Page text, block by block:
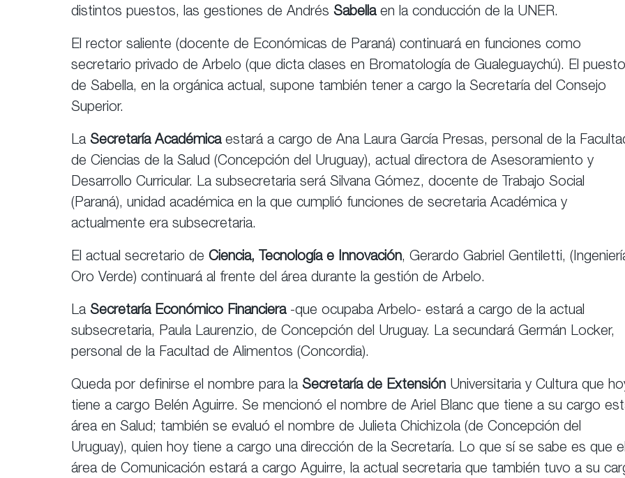
distintos puestos, las gestiones de Andrés Sabellaen la conducción de la UNER.
El rector saliente (docente de Económicas de Paraná) continuará en funciones como
secretario privado de Arbelo (que dicta clases en Bromatología de Gualeguaychú). El puesto
de Sabella, en la orgánica actual, supone también tener a cargo la Secretaría del Consejo
Superior.
La Secretaría Académicaestará a cargo de Ana Laura García Presas, personal de la
de Ciencias de la Salud (Concepción del Uruguay), actual directora de Asesoramiento y
Desarrollo Curricular. La subsecretaria será Silvana Gómez, docente de Trabajo Social
(Paraná), unidad académica en la que cumplió funciones de secretaria Académica y
actualmente era subsecretaria.
El actual secretario de Ciencia, Tecnología e Innovación, Gerardo Gabriel Gentiletti,
Oro Verde) continuará al frente del área durante la gestión de Arbelo.
La Secretaría Económico Financiera-que ocupaba Arbelo- estará a cargo de la actual
subsecretaria, Paula Laurenzio, de Concepción del Uruguay. La secundará Germán Locker,
personal de la Facultad de Alimentos (Concordia).
Queda por definirse el nombre para la Secretaría de Extensión Universitaria y Cultura que
tiene a cargo Belén Aguirre. Se mencionó el nombre de Ariel Blanc que tiene a su cargo
área en Salud; también se evaluó el nombre de Julieta Chichizola (de Concepción del
Uruguay), quien hoy tiene a cargo una dirección de la Secretaría. Lo que sí se sabe es que
área de Comunicación estará a cargo Aguirre, la actual secretaria que también tuvo a su